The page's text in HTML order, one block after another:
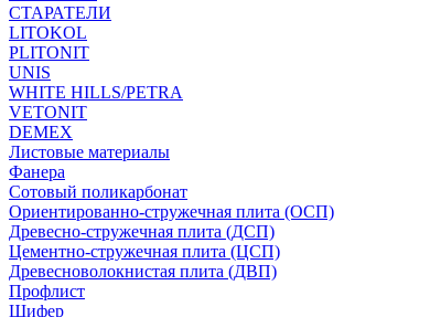
СТАРАТЕЛИ
LITOKOL
PLITONIT
UNIS
WHITE HILLS/PETRA
VETONIT
DEMEX
Листовые материалы
Фанера
Сотовый поликарбонат
Ориентированно-стружечная плита (ОСП)
Древесно-стружечная плита (ДСП)
Цементно-стружечная плита (ЦСП)
Древесноволокнистая плита (ДВП)
Профлист
Шифер